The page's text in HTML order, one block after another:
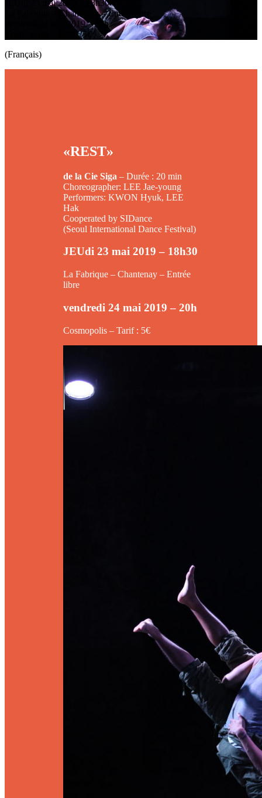
JEUdi 23 mai 2019 – 18h30
La Fabrique – Chantenay – Entrée libre
vendredi 24 mai 2019 – 20h
Cosmopolis – Tarif : 5€
(Français)
«REST»
de la Cie Siga – Durée : 20 min
Choreographer: LEE Jae-young
Performers: KWON Hyuk, LEE
Hak
Cooperated by SIDance
(Seoul International Dance Festival)
JEUdi 23 mai 2019 – 18h30
La Fabrique – Chantenay – Entrée
libre
vendredi 24 mai 2019 – 20h
Cosmopolis – Tarif : 5€